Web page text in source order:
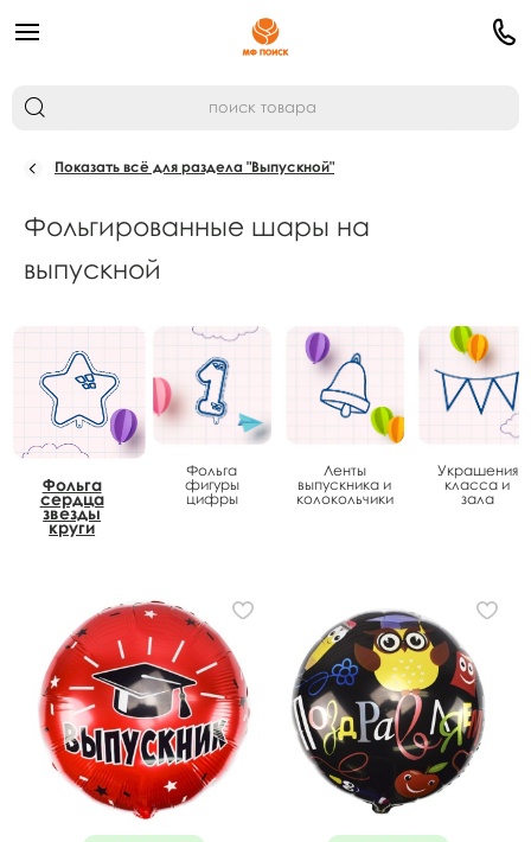
Показать всё для раздела "Выпускной"
Фольгированные шары на
выпускной
Фольга
сердца
звезды
круги
Фольга
фигуры
цифры
Ленты
выпускника и
колокольчики
Украшения
класса и
зала